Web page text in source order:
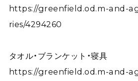
https://greenfield.od.m-and-
ries/4294260
タオル・ブランケット・寝具
https://greenfield.od.m-and-